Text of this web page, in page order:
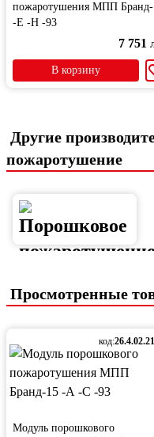
пожаротушения МПП Бранд-
-Е -Н -93
7 751
В корзину
Другие
пожаротушение
Просмотренные
код:
Модуль порошкового